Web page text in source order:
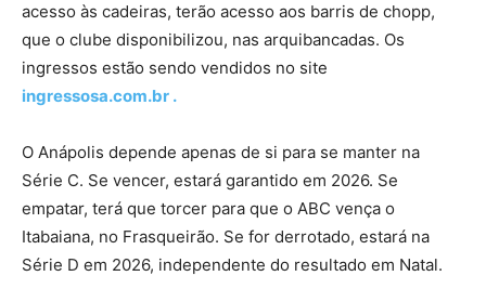
acesso às cadeiras, terão acesso aos barris de chopp,
que o clube disponibilizou, nas arquibancadas. Os
ingressos estão sendo vendidos no site
ingressosa.com.br .
O Anápolis depende apenas de si para se manter na
Série C. Se vencer, estará garantido em 2026. Se
empatar, terá que torcer para que o ABC vença o
Itabaiana, no Frasqueirão. Se for derrotado, estará na
Série D em 2026, independente do resultado em Natal.